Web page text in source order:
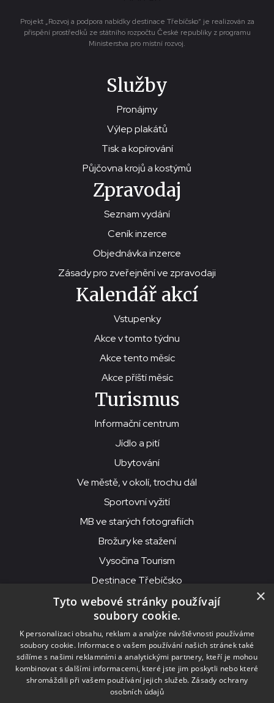
Projekt „Rozvoj a podpora nabídky destinace Třebíčsko“ je realizován za
přispění prostředků ze státního rozpočtu České republiky z programu
Ministerstva pro místní rozvoj.
Služby
Pronájmy
Výlep plakátů
Tisk a kopírování
Půjčovna krojů a kostýmů
Zpravodaj
Seznam vydání
Ceník inzerce
Objednávka inzerce
Zásady pro zveřejnění ve zpravodaji
Kalendář akcí
Vstupenky
Akce v tomto týdnu
Akce tento měsíc
Akce příští měsíc
Turismus
Informační centrum
Jídlo a pití
Ubytování
Ve městě, v okolí, trochu dál
Sportovní vyžití
MB ve starých fotografiích
Brožury ke stažení
Vysočina Tourism
Destinace Třebíčsko
© 2026MKS Beseda Mor. Budějovice
MKS Beseda, příspěvková organizace, Purcnerova 62, 676 02
Moravské Budějovice
IČO: 00091758, DIČ: CZ00091758, ID datové schránky: chjn2kd
×
Tyto webové stránky používají
soubory cookie.
K personalizaci obsahu, reklam a analýze návštěvnosti používáme
soubory cookie. Informace o vašem používání našich stránek také
sdílíme s našimi reklamními a analytickými partnery, kteří je mohou
kombinovat s dalšími informacemi, které jste jim poskytli nebo které
shromáždili při vašem používání jejich služeb. Zásady ochrany
osobních údajů